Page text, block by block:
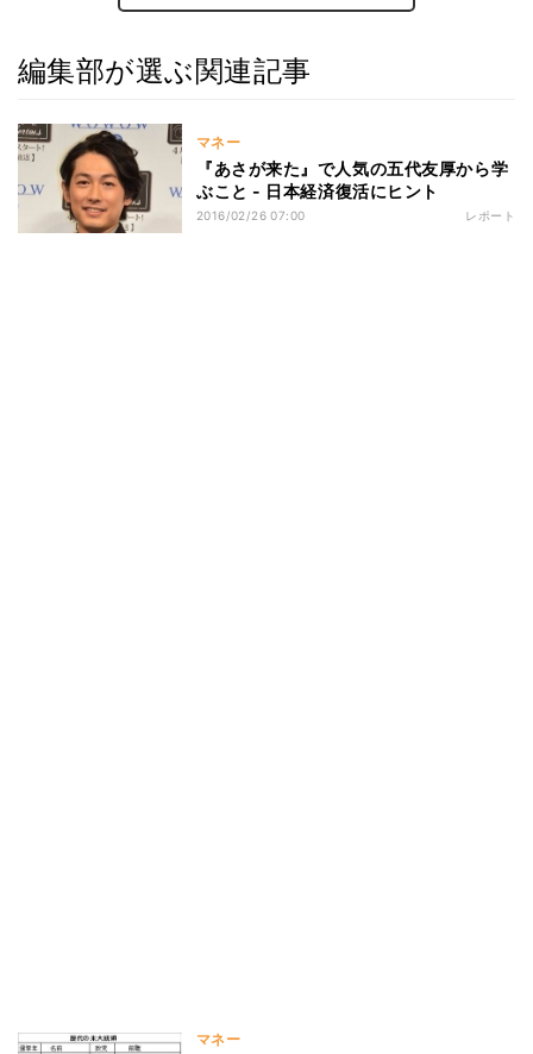
編集部が選ぶ関連記事
マネー
『あさが来た』で人気の五代友厚から学
ぶこと - 日本経済復活にヒント
2016/02/26 07:00 レポート
マネー